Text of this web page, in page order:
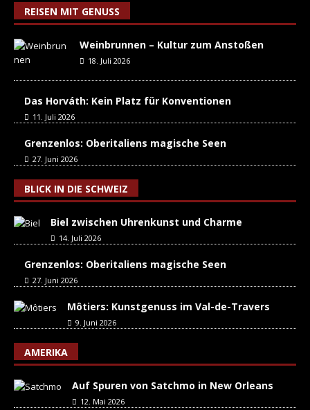
REISEN MIT GENUSS
Weinbrunnen – Kultur zum Anstoßen
18. Juli 2026
Das Horváth: Kein Platz für Konventionen
11. Juli 2026
Grenzenlos: Oberitaliens magische Seen
27. Juni 2026
BLICK IN DIE SCHWEIZ
Biel zwischen Uhrenkunst und Charme
14. Juli 2026
Grenzenlos: Oberitaliens magische Seen
27. Juni 2026
Môtiers: Kunstgenuss im Val-de-Travers
9. Juni 2026
AMERIKA
Auf Spuren von Satchmo in New Orleans
12. Mai 2026